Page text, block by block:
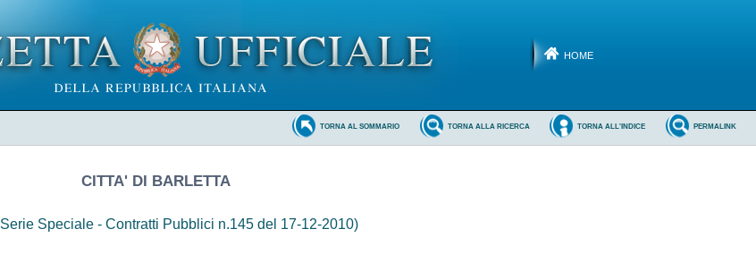
HOME
PERMALINK
TORNA ALL'INDICE
TORNA ALLA RICERCA
TORNA AL SOMMARIO
CITTA' DI BARLETTA
Serie Speciale - Contratti Pubblici n.145 del 17-12-2010)